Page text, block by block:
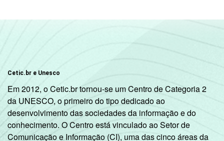
Cetic.br e Unesco
Em 2012, o Cetic.br tornou-se um Centro de Categoria 2
da UNESCO, o primeiro do tipo dedicado ao
desenvolvimento das sociedades da informação e do
conhecimento. O Centro está vinculado ao Setor de
Comunicação e Informação (CI), uma das cinco áreas da